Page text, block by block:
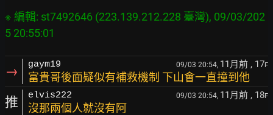
※ 編輯: st7492646 (223.139.212.228 臺灣), 09/03/202
→ gaym19 09/03 20:54, 11月前 , 17F
富貴哥後面疑似有補救機制 下山會一直撞到他
推 elvis222 09/03 20:54, 11月前 , 18F
沒那兩個人就沒有阿